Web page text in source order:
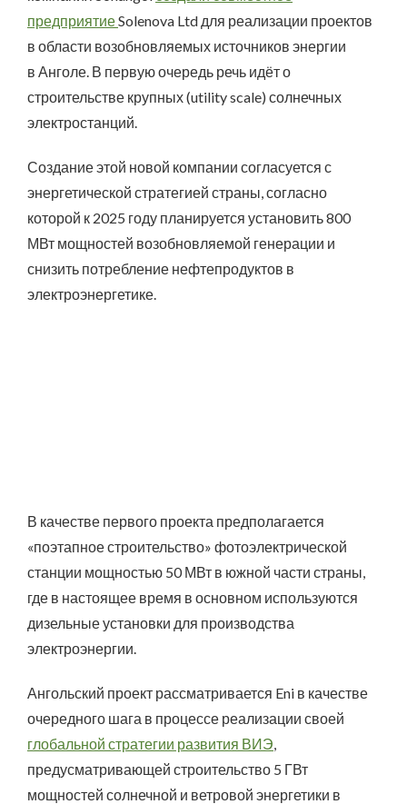
предприятиеSolenova Ltd для реализации проектов
в области возобновляемых источников энергии
в Анголе. В первую очередь речь идёт о
строительстве крупных (utility scale) солнечных
электростанций.
Создание этой новой компании согласуется с
энергетической стратегией страны, согласно
которой к 2025 году планируется установить 800
МВт мощностей возобновляемой генерации и
снизить потребление нефтепродуктов в
электроэнергетике.
В качестве первого проекта предполагается
«поэтапное строительство» фотоэлектрической
станции мощностью 50 МВт в южной части страны,
где в настоящее время в основном используются
дизельные установки для производства
электроэнергии.
Ангольский проект рассматривается Eni в качестве
очередного шага в процессе реализации своей
глобальной стратегии развития ВИЭ
предусматривающей строительство 5 ГВт
мощностей солнечной и ветровой энергетики в